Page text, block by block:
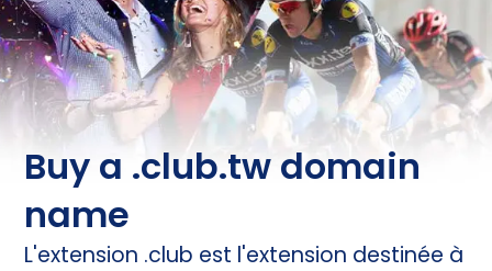
Buy a .club.tw domain
name
L'extension .club est l'extension destinée à